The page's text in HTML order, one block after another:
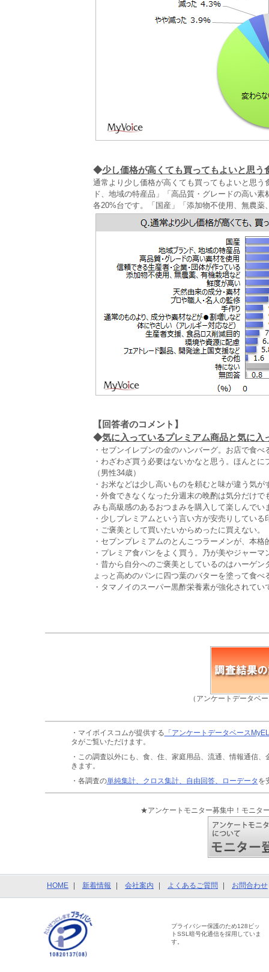
◆少し価格が高くても買ってもよいと思う
通常より少し価格が高くても買ってもよいと思
ド、地域の特産品」「高品質・グレードの高い
各20%台です。「国産」「添加物不使用、無農
【回答者のコメント】
◆気に入っているプレミアム商品と気に
・セブンイレブンの金のハンバーグ。お店で食
・わざわざ買う必要はないかなと思う。ほんと
（男性34歳）
・お米などは少し高いものを頼むと味が違う気
・外食できなくなった分週末の晩酌は気分だけ
みも高級感のあるおつまみを購入して楽しんでい
・少しプレミアムという言い方が安売りしてい
・ご褒美として買いたいからめったに買えない。
・セブンプレミアムのとんこつラーメンが、本
・プレミア食パンをよく買う。乃が美やジャー
・昔から自分へのご褒美としているのはハーゲ
ょっと高めのパンに四つ葉のバターを塗って食べ
・タマノイのスーパー黒酢栄養素が強化されてい
（アンケートデータベ
・マイボイスコムが提供する 「アンケートデータベース
タがご覧いただけます。
・この調査以外にも、食、住、家庭用品、流通、情報通信、
きます。
・各調査の単純集計、クロス集計、自由回答、ローデータ を
★アンケートモニター募集中！モニタ
HOME 新着情報 会社案内 よくあるご質問 お問合わせ
プライバシー保護のため128ビッ
トSSL暗号化通信を採用していま
す。